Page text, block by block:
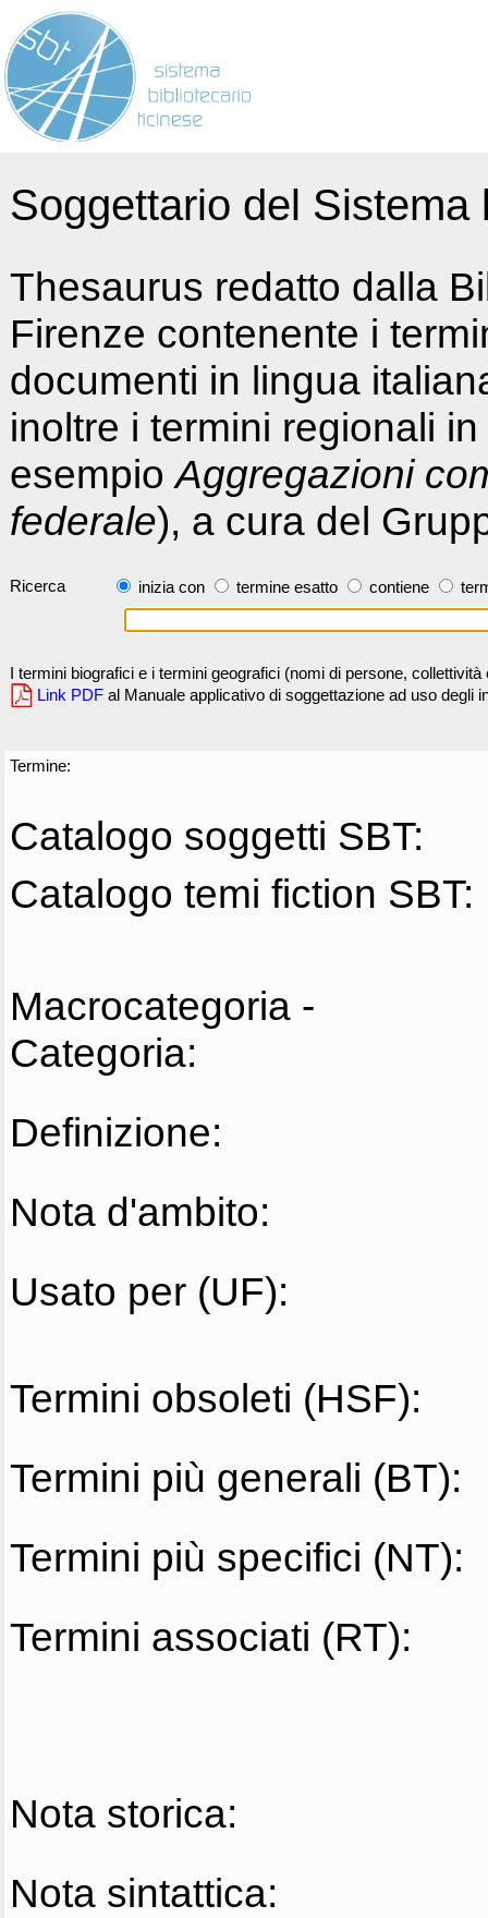
Soggettario del
Thesaurus redatto dalla
Firenze contenente i
documenti in lingua
inoltre i termini regionali
esempioAggregazioni
federale), a cura del
Ricerca inizia con termine esatto contiene
I termini biografici e i termini geografici (nomi di persone,
Link PDF al Manuale applicativo di soggettazione ad uso degli
Termine:
Catalogo soggetti SBT:
Catalogo temi fiction SBT:
Macrocategoria -
Categoria:
Definizione:
Nota d'ambito:
Usato per (UF):
Termini obsoleti (HSF):
Termini più generali (BT):
Termini più specifici (NT):
Termini associati (RT):
Nota storica:
Nota sintattica: